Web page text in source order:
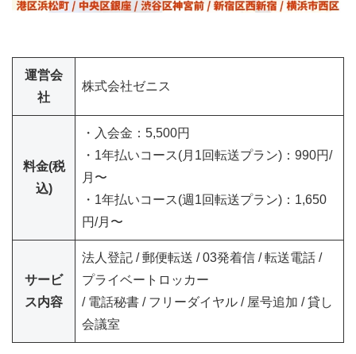
運営会
社
株式会社ゼニス
料金(税
込)
・入会金：5,500円
・1年払いコース(月1回転送プラン)：990円/
月〜
・1年払いコース(週1回転送プラン)：1,650
円/月〜
サービ
ス内容
法人登記 / 郵便転送 / 03発着信 / 転送電話 /
プライベートロッカー
/ 電話秘書 / フリーダイヤル / 屋号追加 / 貸し
会議室